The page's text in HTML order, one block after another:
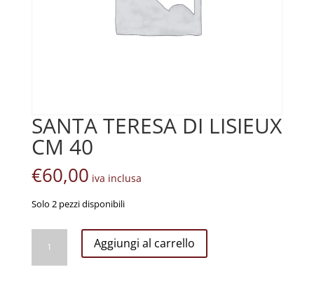
SANTA TERESA DI LISIEUX
CM 40
€60,00 iva inclusa
Solo 2 pezzi disponibili
TERESA
DI
Aggiungi al carrello